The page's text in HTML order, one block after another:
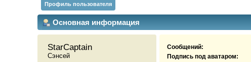
Профиль пользователя
Основная информация
StarCaptain
Сэнсей
Сообщений:
Подпись под аватаром: